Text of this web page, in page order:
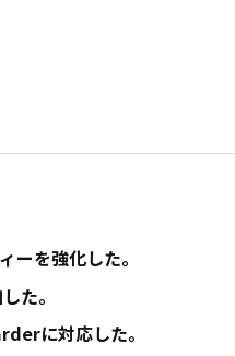
ーを強化した。
た。
に対応した。